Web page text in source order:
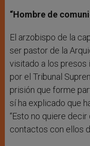
“Hombre de
El arzobispo de la
ser pastor de la
visitado a los presos
por el Tribunal
prisión que forme
sí ha explicado que
“Esto no quiere
contactos con ellos